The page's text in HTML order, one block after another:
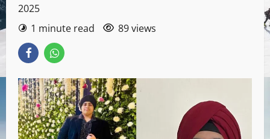
2025
1 minute read
89 views